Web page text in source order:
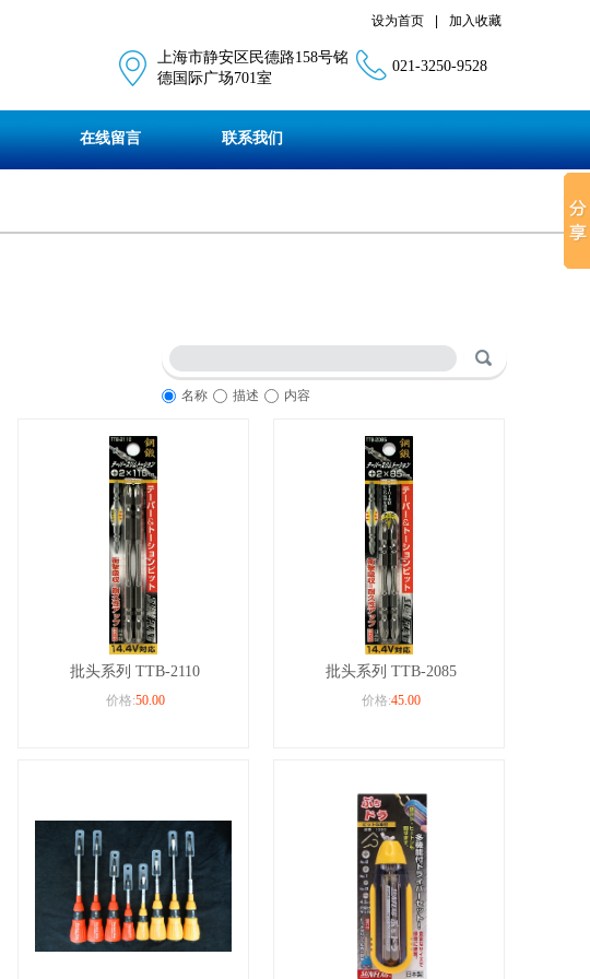
021-3250-9528
上海市静安区民德路158号铭
德国际广场701室
设为首页 加入收藏
在线留言 联系我们
名称 描述 内容
批头系列 TTB-2110
价格:50.00
批头系列 TTB-2085
价格:45.00